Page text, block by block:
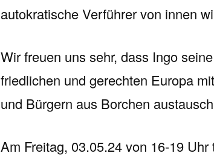
autokratische Verführer von innen
Wir freuen uns sehr, dass Ingo
friedlichen und gerechten Europa
und Bürgern aus Borchen
Am Freitag, 03.05.24 von 16-19